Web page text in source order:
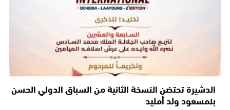
الدشيرة تحتضن النسخة الثانية من السباق الدولي الحسن
بنمسعود ولد أمليد